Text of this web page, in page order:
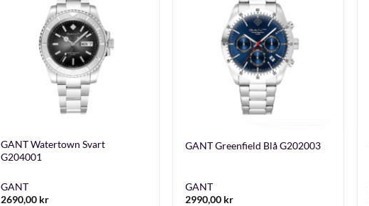
GANT Watertown Svart
G204001
GANT
2690,00 kr
GANT Greenfield Blå G202003
GANT
2990,00 kr